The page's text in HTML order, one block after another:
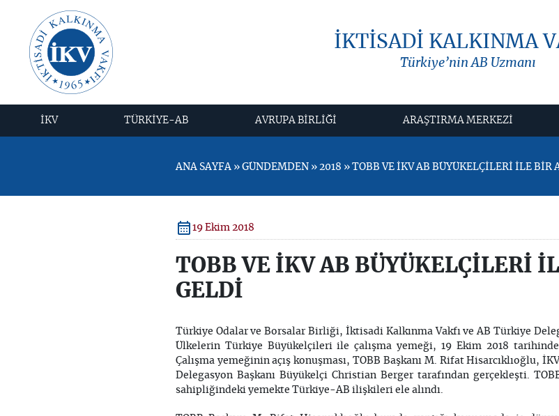
İKTİSADİ KALKINMA
Türkiye’nin AB Uzmanı
İKV TÜRKİYE-AB AVRUPA BİRLİĞİ ARAŞTIRMA MERKEZİ
ANA SAYFA » GÜNDEMDEN » 2018 » TOBB VE İKV AB BÜYÜKELÇİLERİ İLE BİR
19 Ekim 2018
TOBB VE İKV AB BÜYÜKELÇİLERİ
GELDİ
Türkiye Odalar ve Borsalar Birliği, İktisadi Kalkınma Vakfı ve AB Türkiye
Ülkelerin Türkiye Büyükelçileri ile çalışma yemeği, 19 Ekim 2018
Çalışma yemeğinin açış konuşması, TOBB Başkanı M. Rifat Hisarcıklıoğlu,
Delegasyon Başkanı Büyükelçi Christian Berger tarafından gerçekleşti.
sahipliğindeki yemekte Türkiye-AB ilişkileri ele alındı.